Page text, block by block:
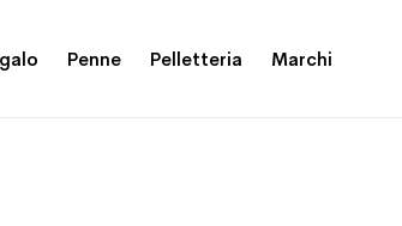
Penne Pelletteria Marchi